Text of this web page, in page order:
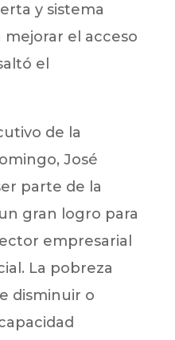
y sistema
el acceso
el
de la
José
parte de la
gran logro para
empresarial
La pobreza
disminuir o